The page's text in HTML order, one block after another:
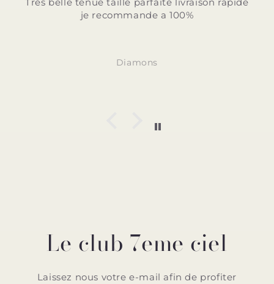
je recommande a 100%
Diamons
Le club 7eme ciel
Laissez nous votre e-mail afin de profiter